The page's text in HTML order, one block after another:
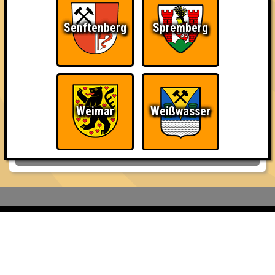
8. Meine persönlichen Favoriten
12 8 30
8. Whiskeypedia
11
9. Fellatio Rom
13 5 29
9
Senftenberg Spremberg
Weimar Weißwasser